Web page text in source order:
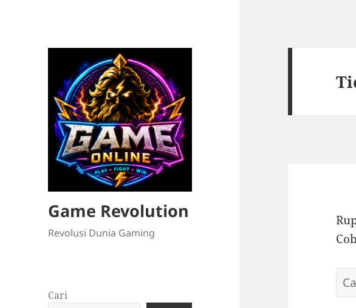
Game Revolution
Revolusi Dunia Gaming
Cari